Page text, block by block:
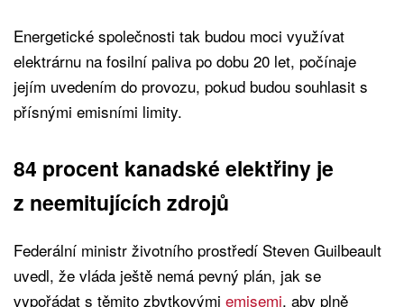
Energetické společnosti tak budou moci využívat
elektrárnu na fosilní paliva po dobu 20 let, počínaje
jejím uvedením do provozu, pokud budou souhlasit s
přísnými emisními limity.
84 procent kanadské elektřiny je
z neemitujících zdrojů
Federální ministr životního prostředí Steven Guilbeault
uvedl, že vláda ještě nemá pevný plán, jak se
vypořádat s těmito zbytkovými emisemi, aby plně